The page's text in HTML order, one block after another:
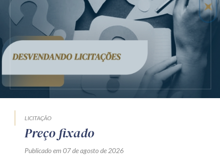
LICITAÇÃO
Preço fixado
Publicado em 07 de agosto de 2026